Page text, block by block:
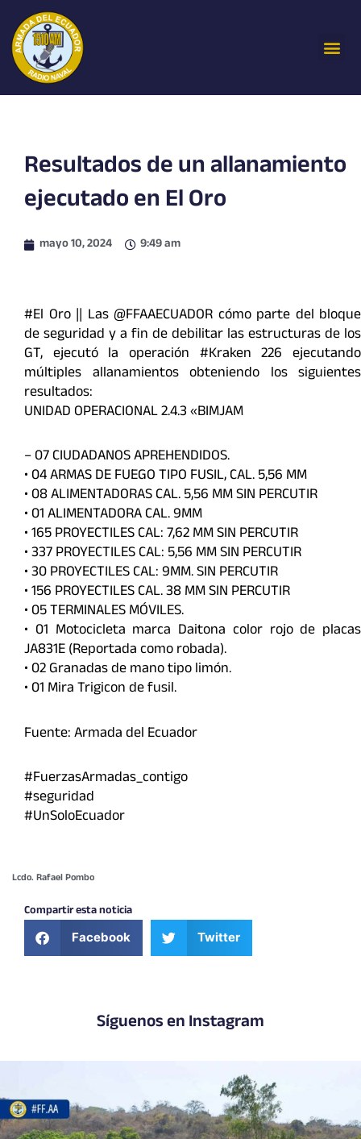
contenido
Resultados de un allanamiento
ejecutado en El Oro
mayo 10, 2024 9:49 am
#El Oro || Las @FFAAECUADOR cómo parte del bloque
de seguridad y a fin de debilitar las estructuras de los
GT, ejecutó la operación #Kraken 226 ejecutando
múltiples allanamientos obteniendo los siguientes
resultados:
UNIDAD OPERACIONAL 2.4.3 «BIMJAM
– 07 CIUDADANOS APREHENDIDOS.
• 04 ARMAS DE FUEGO TIPO FUSIL, CAL. 5,56 MM
• 08 ALIMENTADORAS CAL. 5,56 MM SIN PERCUTIR
• 01 ALIMENTADORA CAL. 9MM
• 165 PROYECTILES CAL: 7,62 MM SIN PERCUTIR
• 337 PROYECTILES CAL: 5,56 MM SIN PERCUTIR
• 30 PROYECTILES CAL: 9MM. SIN PERCUTIR
• 156 PROYECTILES CAL. 38 MM SIN PERCUTIR
• 05 TERMINALES MÓVILES.
• 01 Motocicleta marca Daitona color rojo de placas
JA831E (Reportada como robada).
• 02 Granadas de mano tipo limón.
• 01 Mira Trigicon de fusil.
Fuente: Armada del Ecuador
#FuerzasArmadas_contigo
#seguridad
#UnSoloEcuador
Lcdo. Rafael Pombo
Compartir esta noticia
Facebook Twitter
Síguenos en Instagram